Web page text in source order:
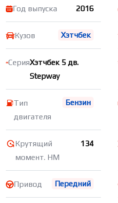
Год выпуска 2016
Кузов Хэтчбек
СерияХэтчбек 5 дв.
Stepway
Тип
двигателя
Бензин
Крутящий
момент. НМ
134
Привод Передний